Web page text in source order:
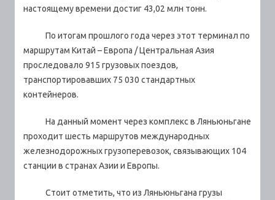
настоящему времени достиг 43,02 млн тонн.
По итогам прошлого года через этот терминал по
маршрутам Китай – Европа / Центральная Азия
проследовало 915 грузовых поездов,
транспортировавших 75 030 стандартных
контейнеров.
На данный момент через комплекс в Ляньюньгане
проходит шесть маршрутов международных
железнодорожных грузоперевозок, связывающих 104
станции в странах Азии и Европы.
Стоит отметить, что из Ляньюньгана грузы